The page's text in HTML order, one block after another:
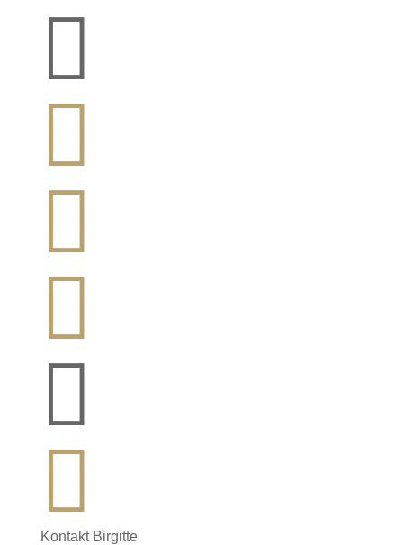






Kontakt Birgitte